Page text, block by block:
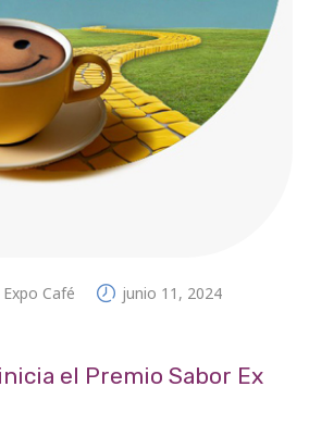
Expo Café
junio 11, 2024
el Premio Sabor Ex